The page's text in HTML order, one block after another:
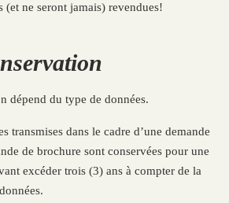
(et ne seront jamais) revendues!
dépend du type de données.
transmises dans le cadre d’une demande
de brochure sont conservées pour une
excéder trois (3) ans à compter de la